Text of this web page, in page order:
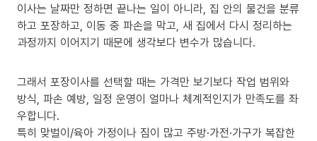
이사는 날짜만 정하면 끝나는 일이 아니라, 집 안의 물건을 분류
하고 포장하고, 이동 중 파손을 막고, 새 집에서 다시 정리하는
과정까지 이어지기 때문에 생각보다 변수가 많습니다.
그래서 포장이사를 선택할 때는 가격만 보기보다 작업 범위와
방식, 파손 예방, 일정 운영이 얼마나 체계적인지가 만족도를 좌
우합니다.
특히 맞벌이/육아 가정이나 짐이 많고 주방·가전·가구가 복잡한